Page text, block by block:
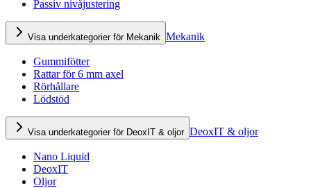
Passiv nivåjustering
Visa underkategorier för Mekanik Mekanik
Gummifötter
Rattar för 6 mm axel
Rörhållare
Lödstöd
Visa underkategorier för DeoxIT & oljor DeoxIT & oljor
Nano Liquid
DeoxIT
Oljor